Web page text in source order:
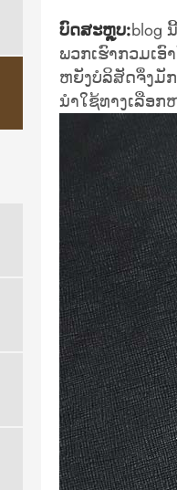
ບົດສະຫຼຸບ:blog
ພວກເຮົາກວມເ
ຫຍັງບໍລິສັດຈຶ່ງມັກ
ນໍາໃຊ້ທາງເລືອ